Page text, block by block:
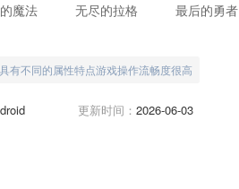
魔法
无尽的拉格
最后的勇者
有不同的属性特点游戏操作流畅度很高
更新时间： 2026-06-03